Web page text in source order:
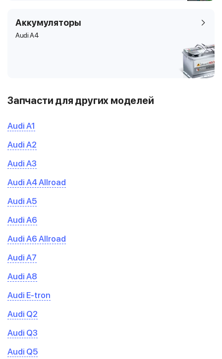
Аккумуляторы
Audi A4
Запчасти для других моделей
Audi A1
Audi A2
Audi A3
Audi A4 Allroad
Audi A5
Audi A6
Audi A6 Allroad
Audi A7
Audi A8
Audi E-tron
Audi Q2
Audi Q3
Audi Q5